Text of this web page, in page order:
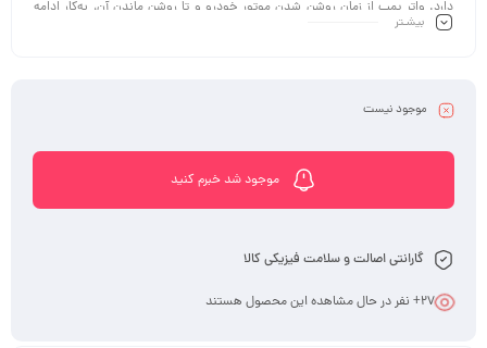
دارد. واتر پمپ از زمان روشن شدن موتور خودرو و تا روشن ماندن آن، به‌کار ادامه
می‌دهد تا دمای داخل موتور را متعادل نگه دارد که در صورت خرابی این قطعه عملا
دهید.
بیشـتر
موجود نیست
موجود شد خبرم کنید
گارانتی اصالت و سلامت فیزیکی کالا
27+ نفر در حال مشاهده این محصول هستند